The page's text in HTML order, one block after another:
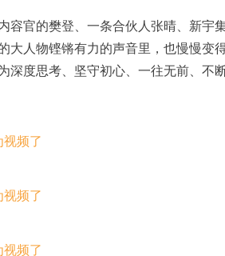
容官的樊登、一条合伙人张晴、新宇
大人物铿锵有力的声音里，也慢慢变
深度思考、坚守初心、一往无前、不